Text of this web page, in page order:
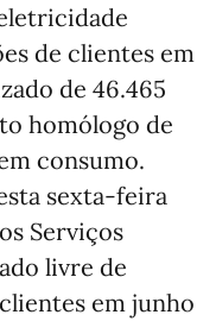
de clientes em
de 46.465
homólogo de
consumo.
sexta-feira
Serviços
livre de
em junho